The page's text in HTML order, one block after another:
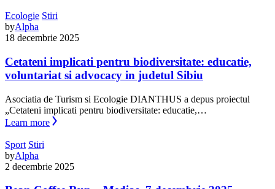
Ecologie Stiri
byAlpha
18 decembrie 2025
Cetateni implicati pentru biodiversitate: educatie,
voluntariat si advocacy in judetul Sibiu
Asociatia de Turism si Ecologie DIANTHUS a depus proiectul
„Cetateni implicati pentru biodiversitate: educatie,…
Learn more
Sport Stiri
byAlpha
2 decembrie 2025